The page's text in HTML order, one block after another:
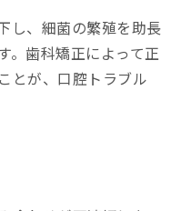
し、細菌の繁殖を助長
。歯科矯正によって正
とが、口腔トラブル